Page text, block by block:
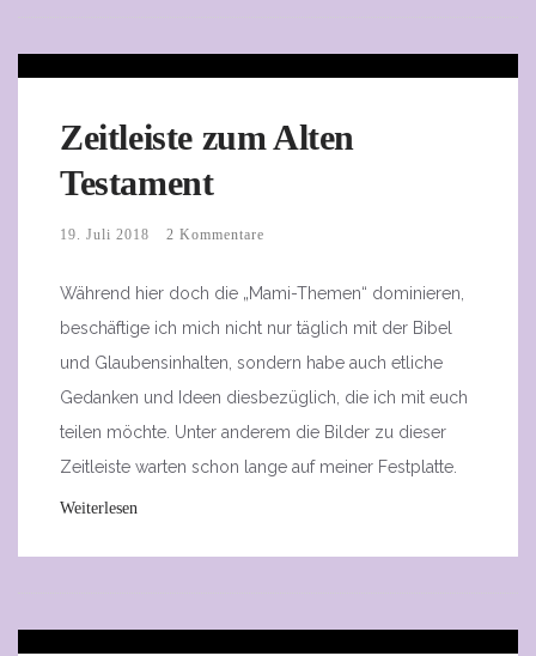
Zeitleiste zum Alten
Testament
19. Juli 2018 2 Kommentare
Während hier doch die „Mami-Themen“ dominieren,
beschäftige ich mich nicht nur täglich mit der Bibel
und Glaubensinhalten, sondern habe auch etliche
Gedanken und Ideen diesbezüglich, die ich mit euch
teilen möchte. Unter anderem die Bilder zu dieser
Zeitleiste warten schon lange auf meiner Festplatte.
Weiterlesen